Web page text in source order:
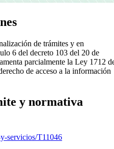
de trámites y en
6 del decreto 103 del 20 de
parcialmente la Ley 1712
de acceso a la información
y normativa
servicios/T11046